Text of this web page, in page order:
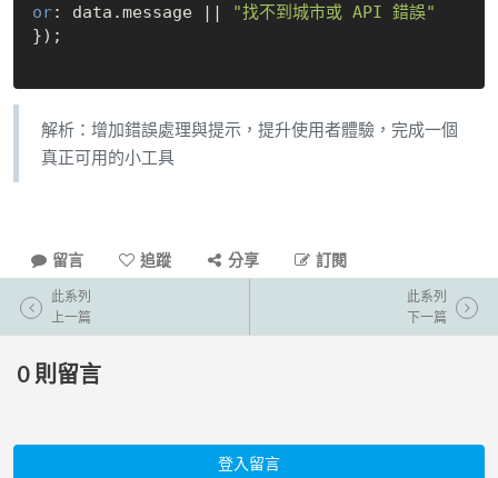
or: data.message ||
"找不到城市或 API 錯誤"
});
解析：增加錯誤處理與提示，提升使用者體驗，完成一個
真正可用的小工具
留言 追蹤 分享 訂閱
此系列
上一篇
此系列
下一篇
0 則留言
登入留言